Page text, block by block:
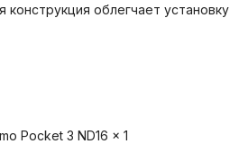
конструкция облегчает установку
Pocket 3 ND16 × 1